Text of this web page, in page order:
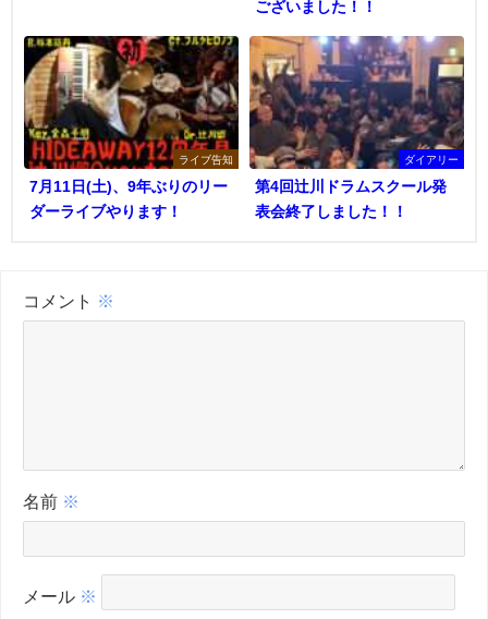
ございました！！
ライブ告知
7月11日(土)、9年ぶりのリー
ダーライブやります！
ダイアリー
第4回辻川ドラムスクール発
表会終了しました！！
コメント ※
名前 ※
メール ※